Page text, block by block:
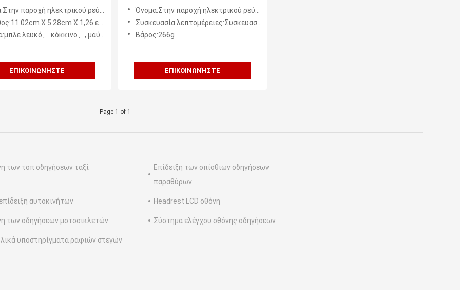
εξωτερικής
αρσενηκού
2.4A για το γαλαξία
ηλεκτρικού ρεύματος επιτροπής των οδηγήσεων
X 5.28cm X 1,26 εκατ.
λευκό、 κόκκινο、, μαύρο
ΕΠΙΚΟΙΝΩΝΉΣΤΕ
οδηγήσεων για το φως
Όνομα:Στην παροχή ηλεκτρικού ρεύματος επιτροπής των οδηγήσεων
Συσκευασία λεπτομέρειες:Συσκευασία κιβωτίων κοντραπλακέ
Βάρος:266g
ΕΠΙΚΟΙΝΩΝΉΣΤΕ
Page 1 of 1
των τοπ οδηγήσεων ταξί
Επίδειξη των οπίσθιων οδηγήσεων
παραθύρων
αυτοκινήτων Headrest LCD οθόνη
των οδηγήσεων μοτοσικλετών Σύστημα ελέγχου οθόνης οδηγήσεων
υποστηρίγματα ραφιών στεγών